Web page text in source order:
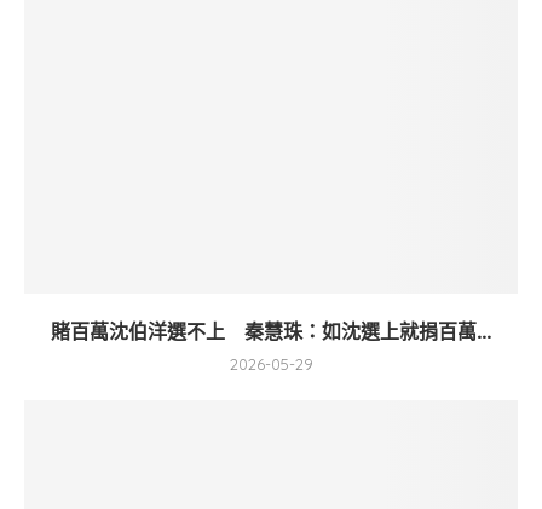
賭百萬沈伯洋選不上 秦慧珠：如沈選上就捐百萬...
2026-05-29